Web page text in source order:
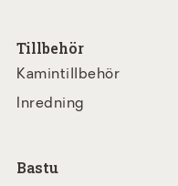
Tillbehör
Kamintillbehör
Inredning
Bastu